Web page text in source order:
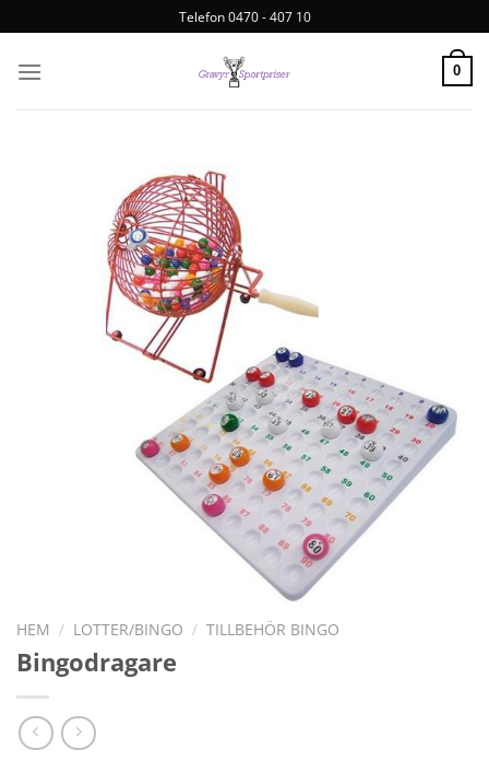
Telefon 0470 - 407 10
0
HEM / LOTTER/BINGO / TILLBEHÖR BINGO
Bingodragare